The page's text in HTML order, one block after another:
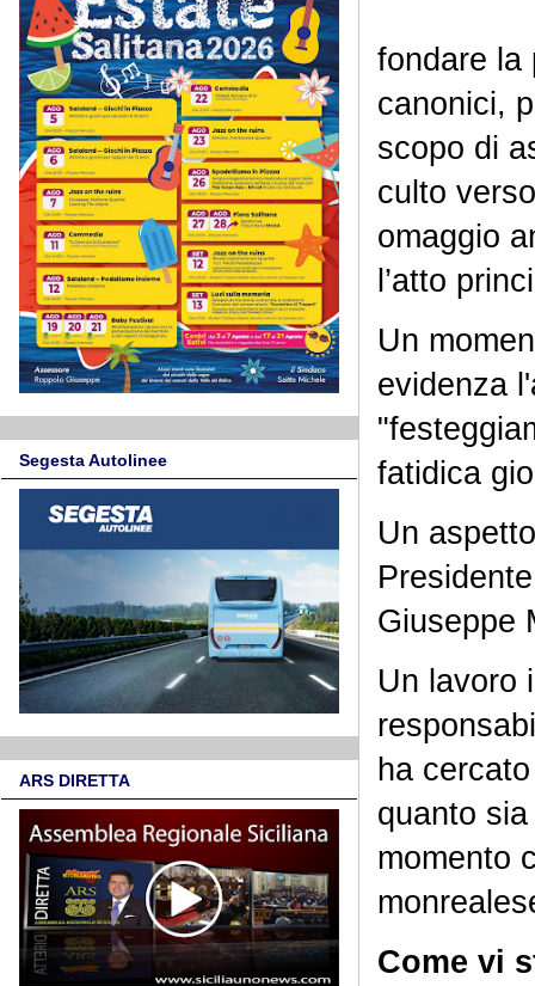
fondare la
canonici,
scopo di
culto
omaggio
l’atto
Un
evidenza
fatidica
Un
Giuseppe
Un lavoro
ha
quanto
momento
Come vi
Segesta Autolinee
ARS DIRETTA